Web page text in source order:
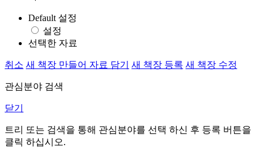
Default 설정
설정
선택한 자료
취소 새 책장 만들어 자료 담기 새 책장 등록 새 책장 수정
관심분야 검색
닫기
트리 또는 검색을 통해 관심분야를 선택 하신 후 등록 버튼을
클릭 하십시오.